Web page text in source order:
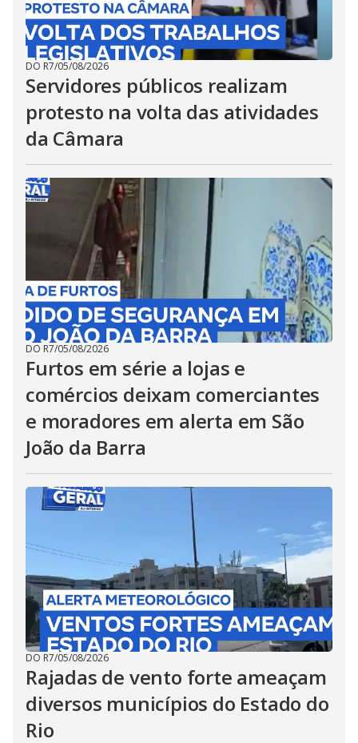
DO R7/05/08/2026
Servidores públicos realizam
protesto na volta das atividades
da Câmara
DO R7/05/08/2026
Furtos em série a lojas e
comércios deixam comerciantes
e moradores em alerta em São
João da Barra
DO R7/05/08/2026
Rajadas de vento forte ameaçam
diversos municípios do Estado do
Rio